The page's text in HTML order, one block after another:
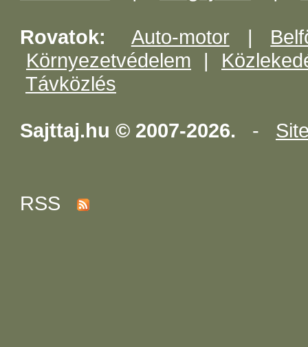
Rovatok: Auto-motor|
Környezetvédelem |
Távközlés
Sajttaj.hu © 2007-2026. -
RSS